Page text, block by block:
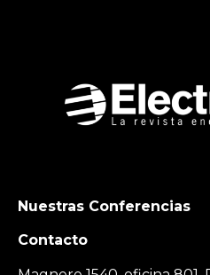
Nuestras Conferencias
Contacto